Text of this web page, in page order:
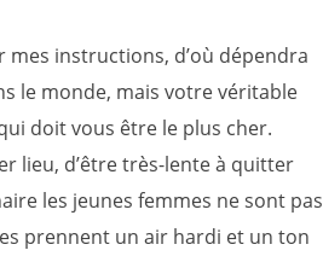
mes instructions, d’où dépendra
le monde, mais votre véritable
doit vous être le plus cher.
lieu, d’être très-lente à quitter
les jeunes femmes ne sont pas
prennent un air hardi et un ton